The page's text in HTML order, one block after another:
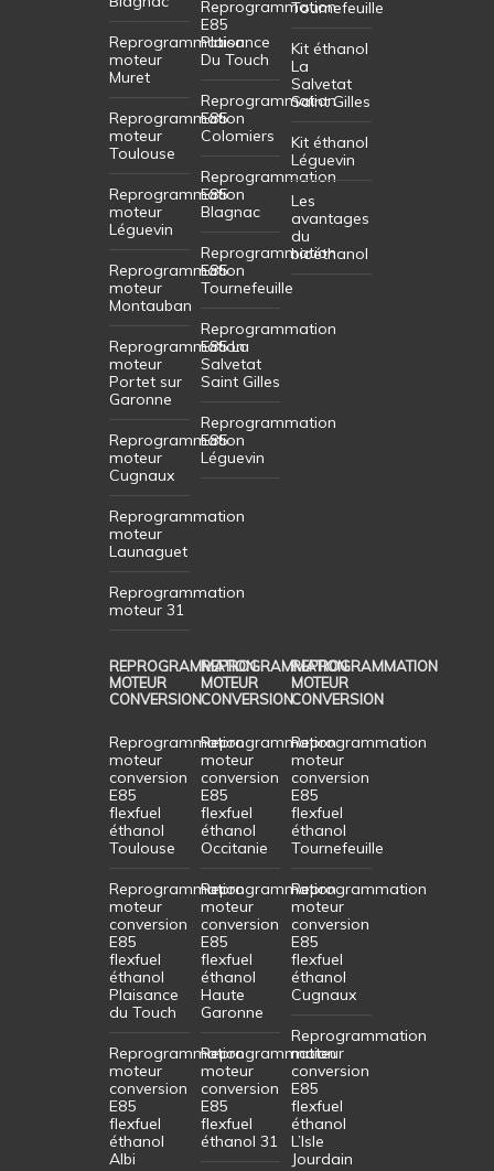
Reprogrammation
moteur
Muret
Reprogrammation
moteur
Toulouse
Reprogrammation
moteur
Léguevin
Reprogrammation
moteur
Montauban
Reprogrammation
moteur
Portet sur
Garonne
Reprogrammation
moteur
Cugnaux
Reprogrammation
moteur
Launaguet
Reprogrammation
moteur 31
Reprogrammation
E85
Plaisance
Du Touch
Reprogrammation
E85
Colomiers
Reprogrammation
E85
Blagnac
Reprogrammation
E85
Tournefeuille
Reprogrammation
E85 La
Salvetat
Saint Gilles
Reprogrammation
E85
Léguevin
Tournefeuille
Kit éthanol
La
Salvetat
Saint Gilles
Kit éthanol
Léguevin
Les
avantages
du
bioéthanol
REPROGRAMMATION
MOTEUR
CONVERSION
Reprogrammation
moteur
conversion
E85
flexfuel
éthanol
Toulouse
Reprogrammation
moteur
conversion
E85
flexfuel
éthanol
Plaisance
du Touch
Reprogrammation
moteur
conversion
E85
flexfuel
éthanol
Albi
REPROGRAMMATION
MOTEUR
CONVERSION
Reprogrammation
moteur
conversion
E85
flexfuel
éthanol
Occitanie
Reprogrammation
moteur
conversion
E85
flexfuel
éthanol
Haute
Garonne
Reprogrammation
moteur
conversion
E85
flexfuel
éthanol 31
REPROGRAMMATION
MOTEUR
CONVERSION
Reprogrammation
moteur
conversion
E85
flexfuel
éthanol
Tournefeuille
Reprogrammation
moteur
conversion
E85
flexfuel
éthanol
Cugnaux
Reprogrammation
moteur
conversion
E85
flexfuel
éthanol
L’Isle
Jourdain